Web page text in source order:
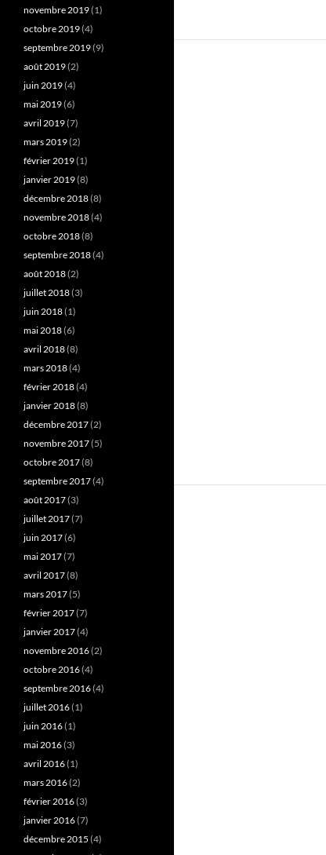
novembre 2019(1)
octobre 2019(4)
septembre 2019(9)
août 2019(2)
juin 2019(4)
mai 2019(6)
avril 2019(7)
mars 2019(2)
février 2019(1)
janvier 2019(8)
décembre 2018(8)
novembre 2018(4)
octobre 2018(8)
septembre 2018(4)
août 2018(2)
juillet 2018(3)
juin 2018(1)
mai 2018(6)
avril 2018(8)
mars 2018(4)
février 2018(4)
janvier 2018(8)
décembre 2017(2)
novembre 2017(5)
octobre 2017(8)
septembre 2017(4)
août 2017(3)
juillet 2017(7)
juin 2017(6)
mai 2017(7)
avril 2017(8)
mars 2017(5)
février 2017(7)
janvier 2017(4)
novembre 2016(2)
octobre 2016(4)
septembre 2016(4)
juillet 2016(1)
juin 2016(1)
mai 2016(3)
avril 2016(1)
mars 2016(2)
février 2016(3)
janvier 2016(7)
décembre 2015 (4)